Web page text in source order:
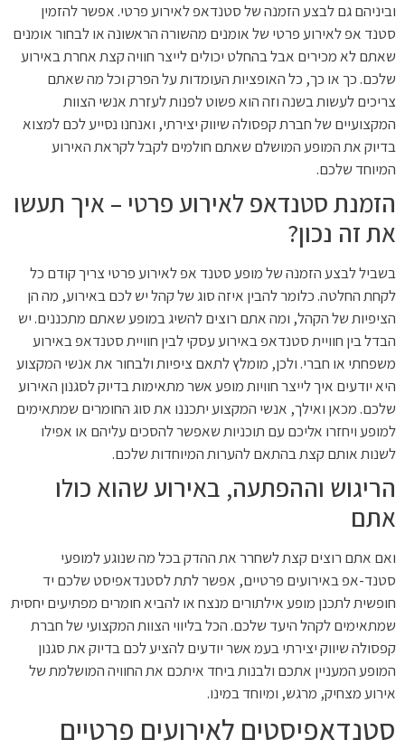
וביניהם גם לבצע הזמנה של סטנדאפ לאירוע פרטי. אפשר להזמין
סטנד אפ לאירוע פרטי של אומנים מהשורה הראשונה או לבחור אומנים
שאתם לא מכירים אבל בהחלט יכולים לייצר חוויה קצת אחרת באירוע
שלכם. כך או כך, כל האופציות העומדות על הפרק וכל מה שאתם
צריכים לעשות בשנה וזה הוא פשוט לפנות לעזרת אנשי הצוות
המקצועיים של חברת קפסולה שיווק יצירתי, ואנחנו נסייע לכם למצוא
בדיוק את המופע המושלם שאתם חולמים לקבל לקראת האירוע
המיוחד שלכם.
הזמנת סטנדאפ לאירוע פרטי – איך תעשו
את זה נכון?
בשביל לבצע הזמנה של מופע סטנד אפ לאירוע פרטי צריך קודם כל
לקחת החלטה. כלומר להבין איזה סוג של קהל יש לכם באירוע, מה הן
הציפיות של הקהל, ומה אתם רוצים להשיג במופע שאתם מתכננים. יש
הבדל בין חוויית סטנדאפ באירוע עסקי לבין חוויית סטנדאפ באירוע
משפחתי או חברי. ולכן, מומלץ לתאם ציפיות ולבחור את אנשי המקצוע
היא יודעים איך לייצר חוויות מופע אשר מתאימות בדיוק לסגנון האירוע
שלכם. מכאן ואילך, אנשי המקצוע יתכננו את סוג החומרים שמתאימים
למופע ויחזרו אליכם עם תוכניות שאפשר להסכים עליהם או אפילו
לשנות אותם קצת בהתאם להערות המיוחדות שלכם.
הריגוש וההפתעה, באירוע שהוא כולו
אתם
ואם אתם רוצים קצת לשחרר את ההדק בכל מה שנוגע למופעי
סטנד-אפ באירועים פרטיים, אפשר לתת לסטנדאפיסט שלכם יד
חופשית לתכנן מופע אילתורים מנצח או להביא חומרים מפתיעים יחסית
שמתאימים לקהל היעד שלכם. הכל בליווי הצוות המקצועי של חברת
קפסולה שיווק יצירתי בעמ אשר יודעים להציע לכם בדיוק את סגנון
המופע המעניין אתכם ולבנות ביחד איתכם את החוויה המושלמת של
אירוע מצחיק, מרגש, ומיוחד במינו.
סטנדאפיסטים לאירועים פרטיים